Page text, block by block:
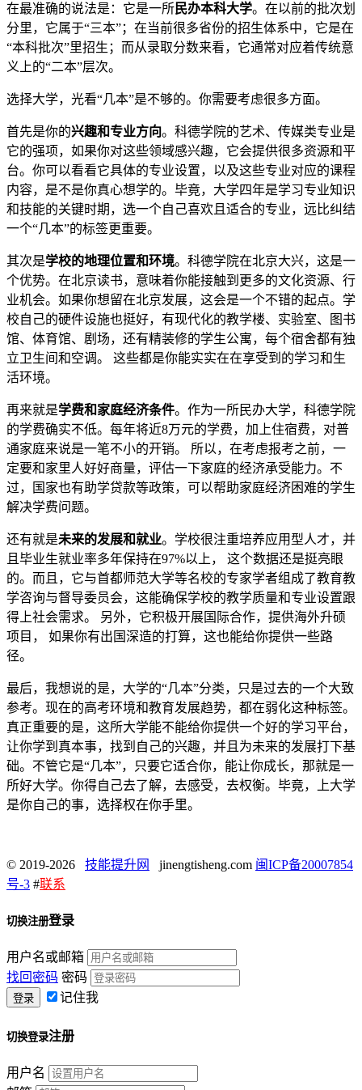
在最准确的说法是：它是一所民办本科大学。在以前的批次划
分里，它属于“三本”；在当前很多省份的招生体系中，它是在
“本科批次”里招生；而从录取分数来看，它通常对应着传统意
义上的“二本”层次。
选择大学，光看“几本”是不够的。你需要考虑很多方面。
首先是你的兴趣和专业方向。科德学院的艺术、传媒类专业是
它的强项，如果你对这些领域感兴趣，它会提供很多资源和平
台。你可以看看它具体的专业设置，以及这些专业对应的课程
内容，是不是你真心想学的。毕竟，大学四年是学习专业知识
和技能的关键时期，选一个自己喜欢且适合的专业，远比纠结
一个“几本”的标签更重要。
其次是学校的地理位置和环境。科德学院在北京大兴，这是一
个优势。在北京读书，意味着你能接触到更多的文化资源、行
业机会。如果你想留在北京发展，这会是一个不错的起点。学
校自己的硬件设施也挺好，有现代化的教学楼、实验室、图书
馆、体育馆、剧场，还有精装修的学生公寓，每个宿舍都有独
立卫生间和空调。 这些都是你能实实在在享受到的学习和生
活环境。
再来就是学费和家庭经济条件。作为一所民办大学，科德学院
的学费确实不低。每年将近8万元的学费，加上住宿费，对普
通家庭来说是一笔不小的开销。 所以，在考虑报考之前，一
定要和家里人好好商量，评估一下家庭的经济承受能力。不
过，国家也有助学贷款等政策，可以帮助家庭经济困难的学生
解决学费问题。
还有就是未来的发展和就业。学校很注重培养应用型人才，并
且毕业生就业率多年保持在97%以上， 这个数据还是挺亮眼
的。而且，它与首都师范大学等名校的专家学者组成了教育教
学咨询与督导委员会，这能确保学校的教学质量和专业设置跟
得上社会需求。 另外，它积极开展国际合作，提供海外升硕
项目， 如果你有出国深造的打算，这也能给你提供一些路
径。
最后，我想说的是，大学的“几本”分类，只是过去的一个大致
参考。现在的高考环境和教育发展趋势，都在弱化这种标签。
真正重要的是，这所大学能不能给你提供一个好的学习平台，
让你学到真本事，找到自己的兴趣，并且为未来的发展打下基
础。不管它是“几本”，只要它适合你，能让你成长，那就是一
所好大学。你得自己去了解，去感受，去权衡。毕竟，上大学
是你自己的事，选择权在你手里。
© 2019-2026 技能提升网 jinengtisheng.com 闽ICP备20007854
号-3 #联系
切换注册登录
用户名或邮箱
找回密码 密码
记住我
切换登录注册
用户名